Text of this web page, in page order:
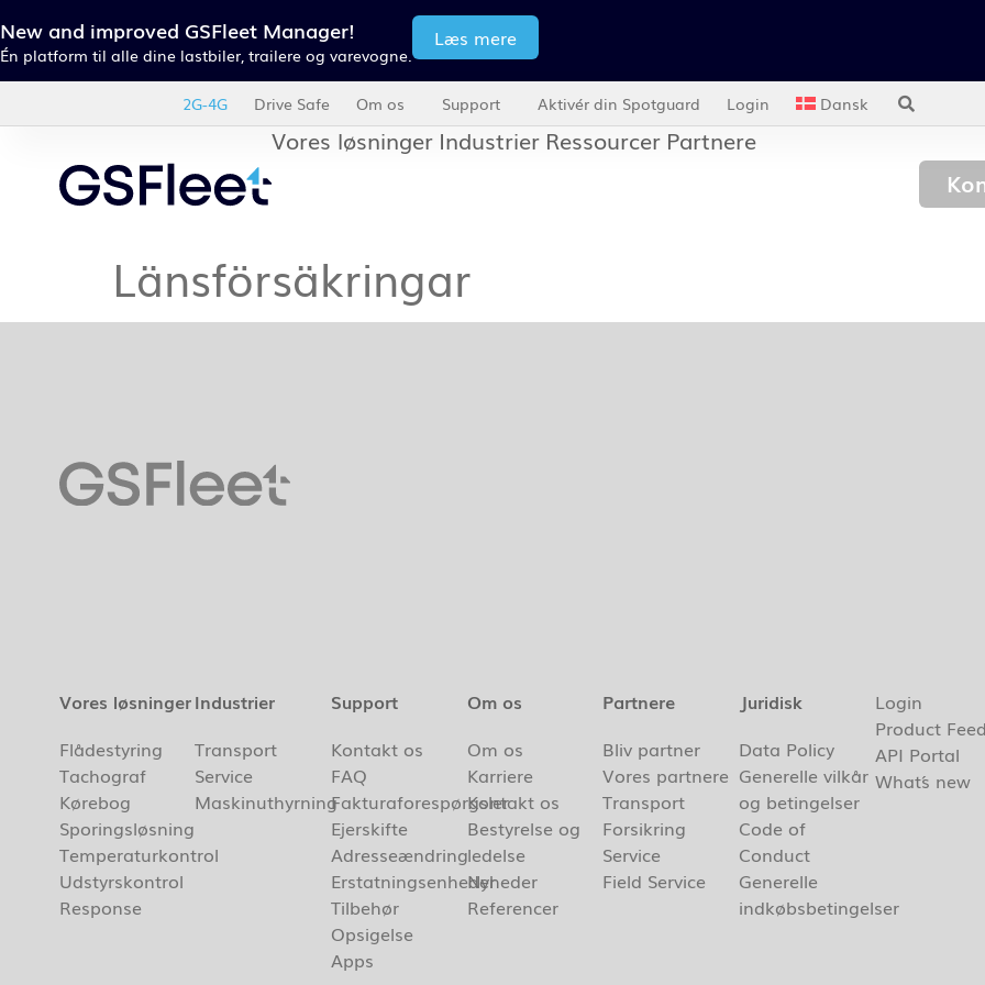
New and improved GSFleet Manager!
Én platform til alle dine lastbiler, trailere og varevogne.
Læs mere
2G-4G Drive Safe Om os Support Aktivér din Spotguard Login Dansk
Vores løsninger Industrier Ressourcer Partnere
Länsförsäkringar
Vores løsninger
Flådestyring
Tachograf
Kørebog
Sporingsløsning
Temperaturkontrol
Udstyrskontrol
Response
Industrier
Transport
Service
Maskinuthyrning
Support
Kontakt os
FAQ
Fakturaforespørgsler
Ejerskifte
Adresseændring
Erstatningsenheder
Tilbehør
Opsigelse
Apps
Om os
Om os
Karriere
Kontakt os
Bestyrelse og
ledelse
Nyheder
Referencer
Partnere
Bliv partner
Vores partnere
Transport
Forsikring
Service
Field Service
Juridisk
Data Policy
Generelle vilkår
og betingelser
Code of
Conduct
Generelle
indkøbsbetingelser
Login
Product
API Portal
What´s new